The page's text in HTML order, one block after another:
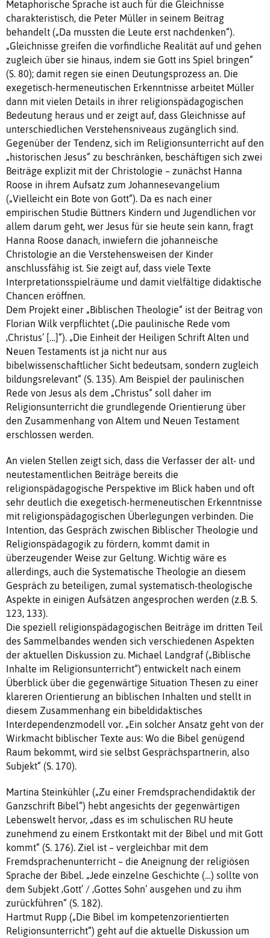
Metaphorische Sprache ist auch für die Gleichnisse
charakteristisch, die Peter Müller in seinem Beitrag
behandelt („Da mussten die Leute erst nachdenken“).
„Gleichnisse greifen die vorfindliche Realität auf und gehen
zugleich über sie hinaus, indem sie Gott ins Spiel bringen“
(S. 80); damit regen sie einen Deutungsprozess an. Die
exegetisch-hermeneutischen Erkenntnisse arbeitet Müller
dann mit vielen Details in ihrer religionspädagogischen
Bedeutung heraus und er zeigt auf, dass Gleichnisse auf
unterschiedlichen Verstehensniveaus zugänglich sind.
Gegenüber der Tendenz, sich im Religionsunterricht auf den
„historischen Jesus“ zu beschränken, beschäftigen sich zwei
Beiträge explizit mit der Christologie – zunächst Hanna
Roose in ihrem Aufsatz zum Johannesevangelium
(„Vielleicht ein Bote von Gott“). Da es nach einer
empirischen Studie Büttners Kindern und Jugendlichen vor
allem darum geht, wer Jesus für sie heute sein kann, fragt
Hanna Roose danach, inwiefern die johanneische
Christologie an die Verstehensweisen der Kinder
anschlussfähig ist. Sie zeigt auf, dass viele Texte
Interpretationsspielräume und damit vielfältige didaktische
Chancen eröffnen.
Dem Projekt einer „Biblischen Theologie“ ist der Beitrag von
Florian Wilk verpflichtet („Die paulinische Rede vom
‚Christus’ […]“). „Die Einheit der Heiligen Schrift Alten und
Neuen Testaments ist ja nicht nur aus
bibelwissenschaftlicher Sicht bedeutsam, sondern zugleich
bildungsrelevant“ (S. 135). Am Beispiel der paulinischen
Rede von Jesus als dem „Christus“ soll daher im
Religionsunterricht die grundlegende Orientierung über
den Zusammenhang von Altem und Neuen Testament
erschlossen werden.
An vielen Stellen zeigt sich, dass die Verfasser der alt- und
neutestamentlichen Beiträge bereits die
religionspädagogische Perspektive im Blick haben und oft
sehr deutlich die exegetisch-hermeneutischen Erkenntnisse
mit religionspädagogischen Überlegungen verbinden. Die
Intention, das Gespräch zwischen Biblischer Theologie und
Religionspädagogik zu fördern, kommt damit in
überzeugender Weise zur Geltung. Wichtig wäre es
allerdings, auch die Systematische Theologie an diesem
Gespräch zu beteiligen, zumal systematisch-theologische
Aspekte in einigen Aufsätzen angesprochen werden (z.B. S.
123, 133).
Die speziell religionspädagogischen Beiträge im dritten Teil
des Sammelbandes wenden sich verschiedenen Aspekten
der aktuellen Diskussion zu. Michael Landgraf („Biblische
Inhalte im Religionsunterricht“) entwickelt nach einem
Überblick über die gegenwärtige Situation Thesen zu einer
klareren Orientierung an biblischen Inhalten und stellt in
diesem Zusammenhang ein bibeldidaktisches
Interdependenzmodell vor. „Ein solcher Ansatz geht von der
Wirkmacht biblischer Texte aus: Wo die Bibel genügend
Raum bekommt, wird sie selbst Gesprächspartnerin, also
Subjekt“ (S. 170).
Martina Steinkühler („Zu einer Fremdsprachendidaktik der
Ganzschrift Bibel“) hebt angesichts der gegenwärtigen
Lebenswelt hervor, „dass es im schulischen RU heute
zunehmend zu einem Erstkontakt mit der Bibel und mit Gott
kommt“ (S. 176). Ziel ist – vergleichbar mit dem
Fremdsprachenunterricht – die Aneignung der religiösen
Sprache der Bibel. „Jede einzelne Geschichte (…) sollte von
dem Subjekt ‚Gott’ / ‚Gottes Sohn’ ausgehen und zu ihm
zurückführen“ (S. 182).
Hartmut Rupp („Die Bibel im kompetenzorientierten
Religionsunterricht“) geht auf die aktuelle Diskussion um